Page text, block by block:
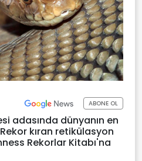
ABONE OL
adasında dünyanın en
kıran retikülasyon
Rekorlar Kitabı'na